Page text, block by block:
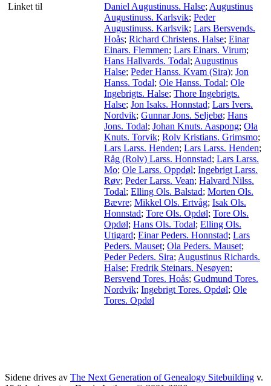
Linket til
Daniel Augustinuss. Halse; Augustinus
Augustinuss. Karlsvik; Peder
Augustinuss. Karlsvik; Lars Bersvends.
Hoås; Richard Christens. Halse; Einar
Einars. Flemmen; Lars Einars. Virum;
Hans Hallvards. Todal; Augustinus
Halse; Peder Hanss. Kvam (Sira); Jon
Hanss. Todal; Ole Hanss. Todal; Ole
Ingebrigts. Halse; Thore Ingebrigts.
Halse; Jon Isaks. Honnstad; Lars Ivers.
Nordvik; Gunnar Jons. Seljebø; Hans
Jons. Todal; Johan Knuts. Aaspong; Ola
Knuts. Torvik; Rolv Kristians. Grimsmo;
Lars Larss. Henden; Lars Larss. Henden;
Råg (Rolv) Larss. Honnstad; Lars Larss.
Mo; Ole Larss. Oppdøl; Ingebrigt Larss.
Røv; Peder Larss. Vean; Halvard Nilss.
Todal; Elling Ols. Balstad; Morten Ols.
Bævre; Mikkel Ols. Ertvåg; Isak Ols.
Honnstad; Tore Ols. Opdøl; Tore Ols.
Opdøl; Hans Ols. Todal; Elling Ols.
Utigard; Einar Peders. Honnstad; Lars
Peders. Mauset; Ola Peders. Mauset;
Peder Peders. Sira; Augustinus Richards.
Halse; Fredrik Steinars. Nesøyen;
Bersvend Tores. Hoås; Gudmund Tores.
Nordvik; Ingebrigt Tores. Opdøl; Ole
Tores. Opdøl
Sidene drives av The Next Generation of Genealogy Sitebuilding v.